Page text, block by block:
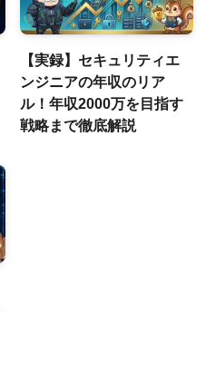
【実録】セキュリティエ
ンジニアの年収のリア
ル！年収2000万を目指す
戦略まで徹底解説